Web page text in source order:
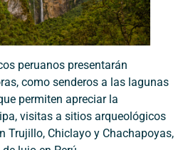
peruanos presentarán
como senderos a las lagunas
permiten apreciar la
visitas a sitios arqueológicos
Trujillo, Chiclayo y Chachapoyas,